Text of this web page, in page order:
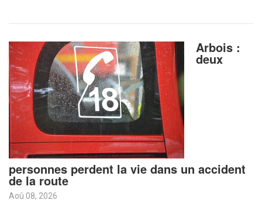
Arbois :
deux
personnes perdent la vie dans un accident
de la route
Aoû 08, 2026